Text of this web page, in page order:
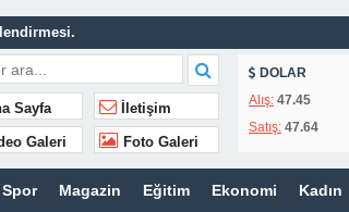
AVŞAR’DAN GÜNDEME DAİR AÇIKLAMA!
Hasan Bulut’tan Önemli Çağrı.
SONUCU !
belediye başkanı için karar aldı !
Sayfa İletişim
Galeri Foto Galeri
DOLAR
Alış: 47.45
Satış: 47.64
Spor Magazin Eğitim Ekonomi Kadın